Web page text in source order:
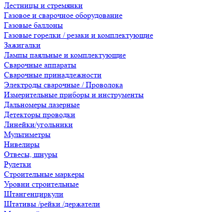
Лестницы и стремянки
Газовое и сварочное оборудование
Газовые баллоны
Газовые горелки / резаки и комплектующие
Зажигалки
Лампы паяльные и комплектующие
Сварочные аппараты
Сварочные принадлежности
Электроды сварочные / Проволока
Измерительные приборы и инструменты
Дальномеры лазерные
Детекторы проводки
Линейки/угольники
Мультиметры
Нивелиры
Отвесы, шнуры
Рулетки
Строительные маркеры
Уровни строительные
Штангенциркули
Штативы /рейки /держатели